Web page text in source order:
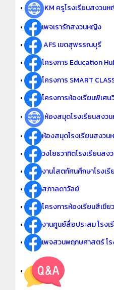
•
KM ครูโรงเรียนสงวน
•
เพจเรารักสงวนหญิง
•
AFS เขตสุพรรณบุรี
•
โครงการ Education
•
โครงการ SMART
•
โครงการห้องเรียนพิเศ
•
ห้องสมุดโรงเรียนสงว
•
ห้องสมุดโรงเรียนสงว
•
วงโยธวาทิตโรงเรียนส
•
งานโสตทัศนศึกษาโรงเ
•
สภาลดาวัลย์
•
โครงการห้องเรียนสีเขีย
•
งานศูนย์สื่อประสม โรง
•
เพจสวนพฤกษศาสตร์ โ
•